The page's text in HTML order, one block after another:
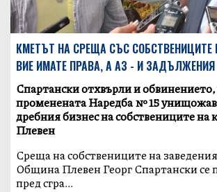
КМЕТЪТ НА СРЕЩА СЪС СОБСТВЕНИЦИТЕ
ВИЕ ИМАТЕ ПРАВА, А АЗ - И ЗАДЪЛЖЕНИЯ
Спартански отхвърли и обвинението,
променената Наредба № 15
дребния бизнес на собствениците на
Плевен
Среща на собствениците на
Община Плевен Георг Спартански се
пред сгра...